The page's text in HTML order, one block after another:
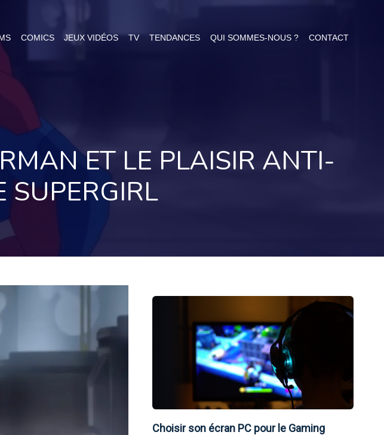
COMICS JEUX VIDÉOS TV TENDANCES QUI SOMMES-NOUS ? CONTACT
ET LE PLAISIR ANTI-
SUPERGIRL
Choisir son écran PC pour le Gaming